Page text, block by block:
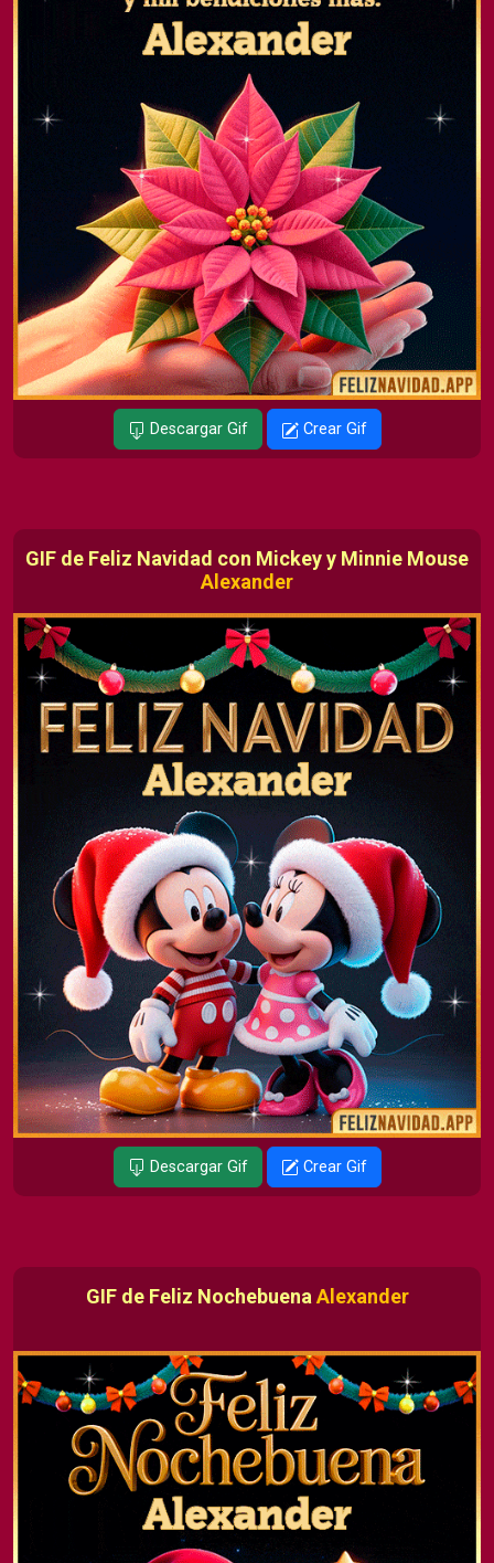
Descargar Gif Crear Gif
GIF de Feliz Navidad con Mickey y Minnie Mouse
Alexander
Descargar Gif Crear Gif
GIF de Feliz Nochebuena Alexander